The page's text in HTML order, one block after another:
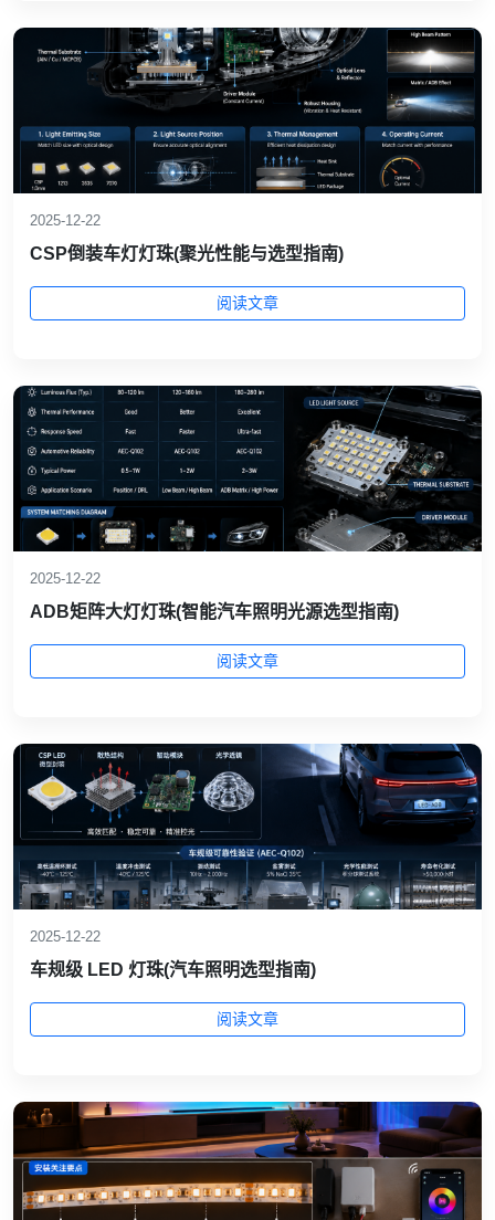
2025-12-22
CSP倒装车灯灯珠(聚光性能与选型指南)
阅读文章
2025-12-22
ADB矩阵大灯灯珠(智能汽车照明光源选型指南)
阅读文章
2025-12-22
车规级 LED 灯珠(汽车照明选型指南)
阅读文章